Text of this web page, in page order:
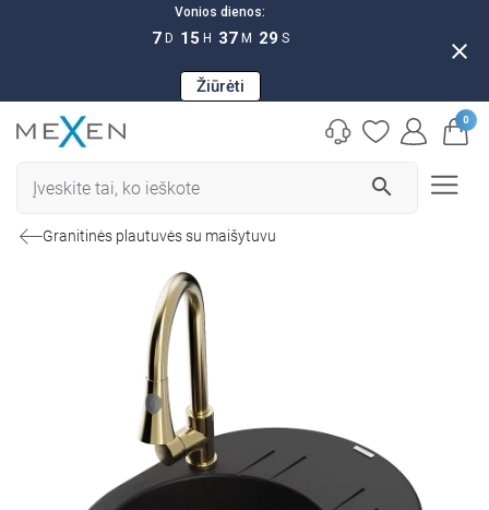
Vonios dienos:
7 D 15 H 37 M 28 S
Žiūrėti
close
search
0
Granitinės plautuvės su maišytuvu